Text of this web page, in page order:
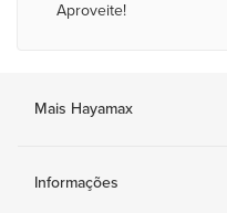
Aproveite!
Mais Hayamax
Informações